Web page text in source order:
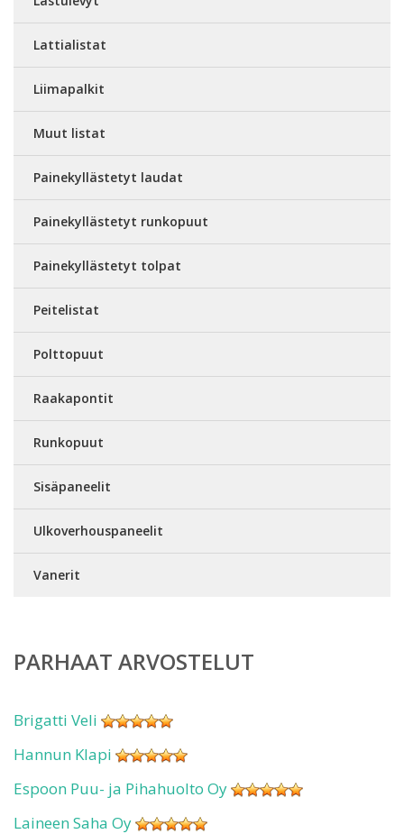
Lattialistat
Liimapalkit
Muut listat
Painekyllästetyt laudat
Painekyllästetyt runkopuut
Painekyllästetyt tolpat
Peitelistat
Polttopuut
Raakapontit
Runkopuut
Sisäpaneelit
Ulkoverhouspaneelit
Vanerit
PARHAAT ARVOSTELUT
Brigatti Veli
Hannun Klapi
Espoon Puu- ja Pihahuolto Oy
Laineen Saha Oy